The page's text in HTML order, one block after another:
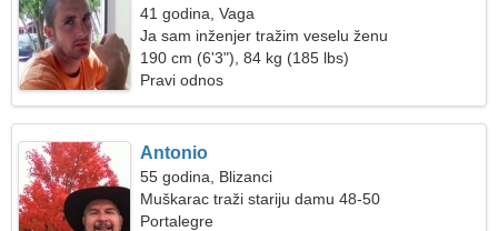
41 godina, Vaga
Ja sam inženjer tražim veselu ženu
190 cm (6'3"), 84 kg (185 lbs)
Pravi odnos
Antonio
55 godina, Blizanci
Muškarac traži stariju damu 48-50
Portalegre